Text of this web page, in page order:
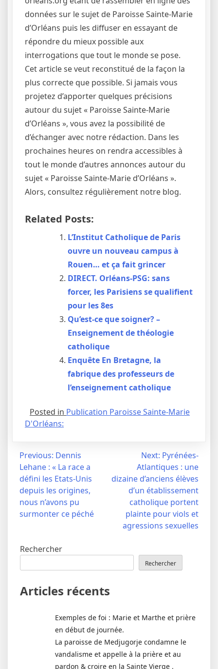
données sur le sujet de Paroisse Sainte-Marie
d’Orléans puis les diffuser en essayant de
répondre du mieux possible aux
interrogations que tout le monde se pose.
Cet article se veut reconstitué de la façon la
plus correcte que possible. Si jamais vous
projetez d’apporter quelques précisions
autour du sujet « Paroisse Sainte-Marie
d’Orléans », vous avez la possibilité de
d’échanger avec notre rédaction. Dans les
prochaines heures on rendra accessibles à
tout le monde d’autres annonces autour du
sujet « Paroisse Sainte-Marie d’Orléans ».
Alors, consultez régulièrement notre blog.
Related Posts:
L’Institut Catholique de Paris
ouvre un nouveau campus à
Rouen… et ça fait grincer
DIRECT. Orléans-PSG: sans
forcer, les Parisiens se qualifient
pour les 8es
Qu’est-ce que soigner? –
Enseignement de théologie
catholique
Enquête En Bretagne, la
fabrique des professeurs de
l’enseignement catholique
Posted in Publication Paroisse Sainte-Marie
D'Orléans:
Navigation
l’article
Previous: Dennis
Lehane : « La race a
défini les Etats-Unis
depuis les origines,
nous n’avons pu
surmonter ce péché
Next: Pyrénées-
Atlantiques : une
dizaine d’anciens élèves
d’un établissement
catholique portent
plainte pour viols et
agressions sexuelles
Rechercher
Rechercher
Articles récents
Exemples de foi : Marie et Marthe et prière
en début de journée.
La paroisse de Medjugorje condamne le
vandalisme et appelle à la prière et au
pardon & croire en la Sainte Vierge .